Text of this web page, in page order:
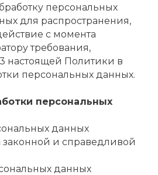
персональных
для распространения,
с момента
требования,
настоящей Политики в
персональных данных.
персональных
данных
законной и справедливой
данных